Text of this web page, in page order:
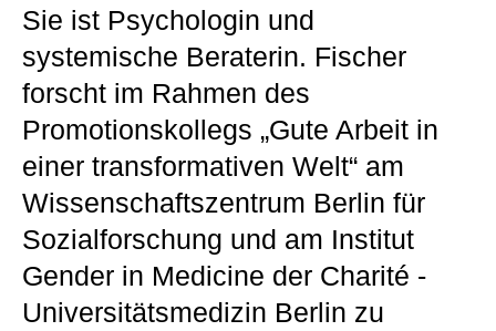
Sie ist Psychologin und
systemische Beraterin. Fischer
forscht im Rahmen des
Promotionskollegs „Gute Arbeit in
einer transformativen Welt“ am
Wissenschaftszentrum Berlin für
Sozialforschung und am Institut
Gender in Medicine der Charité -
Universitätsmedizin Berlin zu